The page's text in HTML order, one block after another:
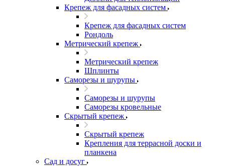
Крепеж для фасадных систем
Крепеж для фасадных систем
Рондоль
Метрический крепеж
Метрический крепеж
Шплинты
Саморезы и шурупы
Саморезы и шурупы
Саморезы кровельные
Скрытый крепеж
Скрытый крепеж
Крепления для террасной доски и
планкена
Сад и досуг